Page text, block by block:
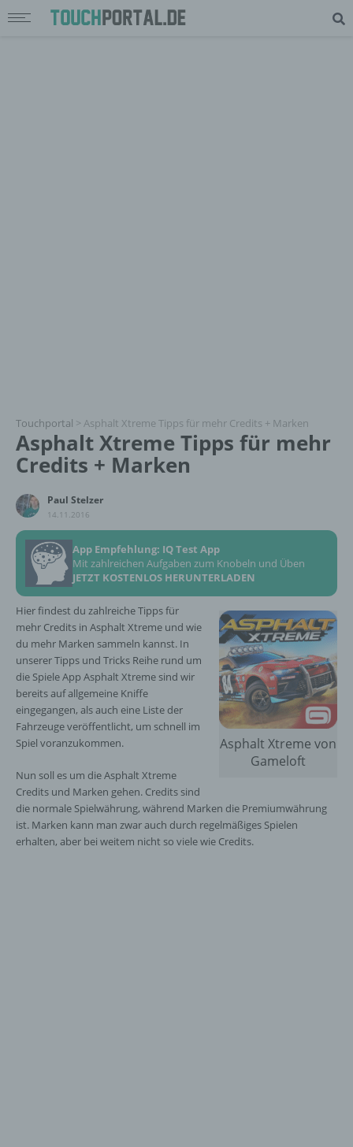
Touchportal > Asphalt Xtreme Tipps für mehr Credits + Marken
Asphalt Xtreme Tipps für mehr
Credits + Marken
Paul Stelzer
14.11.2016
App Empfehlung: IQ Test App
Mit zahlreichen Aufgaben zum Knobeln und Üben
JETZT KOSTENLOS HERUNTERLADEN
Asphalt Xtreme von
Gameloft
Hier findest du zahlreiche Tipps für
mehr Credits in Asphalt Xtreme und wie
du mehr Marken sammeln kannst. In
unserer Tipps und Tricks Reihe rund um
die Spiele App Asphalt Xtreme sind wir
bereits auf allgemeine Kniffe
eingegangen, als auch eine Liste der
Fahrzeuge veröffentlicht, um schnell im
Spiel voranzukommen.
Nun soll es um die Asphalt Xtreme
Credits und Marken gehen. Credits sind
die normale Spielwährung, während Marken die Premiumwährung
ist. Marken kann man zwar auch durch regelmäßiges Spielen
erhalten, aber bei weitem nicht so viele wie Credits.